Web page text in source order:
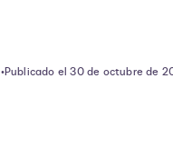
•Publicado el 30 de octubre de